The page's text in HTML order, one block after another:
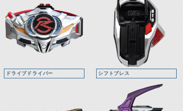
ドライブドライバー シフトブレス